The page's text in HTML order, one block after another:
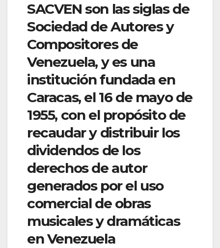
SACVEN son las siglas de
Sociedad de Autores y
Compositores de
Venezuela, y es una
institución fundada en
Caracas, el 16 de mayo de
1955, con el propósito de
recaudar y distribuir los
dividendos de los
derechos de autor
generados por el uso
comercial de obras
musicales y dramáticas
en Venezuela